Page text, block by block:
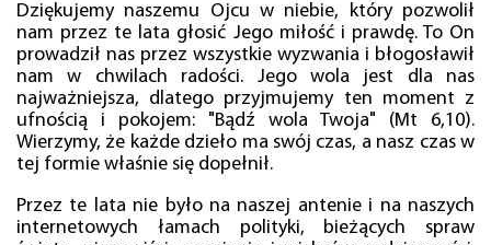
Dziękujemy naszemu Ojcu w niebie, który pozwolił
nam przez te lata głosić Jego miłość i prawdę. To On
prowadził nas przez wszystkie wyzwania i błogosławił
nam w chwilach radości. Jego wola jest dla nas
najważniejsza, dlatego przyjmujemy ten moment z
ufnością i pokojem: "Bądź wola Twoja" (Mt 6,10).
Wierzymy, że każde dzieło ma swój czas, a nasz czas w
tej formie właśnie się dopełnił.
Przez te lata nie było na naszej antenie i na naszych
internetowych łamach polityki, bieżących spraw